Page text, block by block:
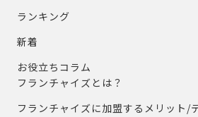
ランキング
新着
お役立ちコラム
フランチャイズとは？
フランチャイズに加盟するメリット/